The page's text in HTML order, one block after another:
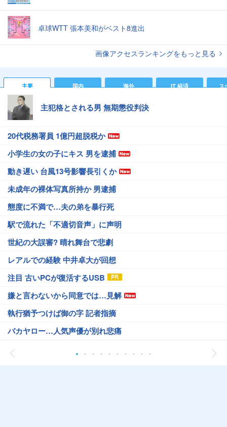
卓球WTT 張本美和がベスト8進出
画像アクセスランキングをもっと見る
主要 国内 海外 IT 経済 ス
主犯格とされる男 無期懲役判決
20代税務署員 1億円超脱税か
小学生の女の子にキス 男を逮捕
動き遅い 台風13号影響長引くか
未成年の裸体写真所持か 男逮捕
態度に不満で…夫の弟を暴行死
駅で流れた「不適切音声」に声明
世紀の大誤審? 晴れ舞台で悲劇
レアルでの経験 中井卓大が回想
注目 古いPCが復活するUSB
嫌と言わないから同意では…見解
執行猶予つけば御の字 記者指摘
バカヤロー…人気声優が別れ悲痛